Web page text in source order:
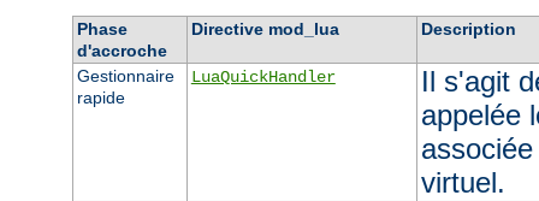
Phase
d'accroche
Directive mod_lua Description
Gestionnaire
rapide
LuaQuickHandler
Il s'agit
appelée
virtuel.